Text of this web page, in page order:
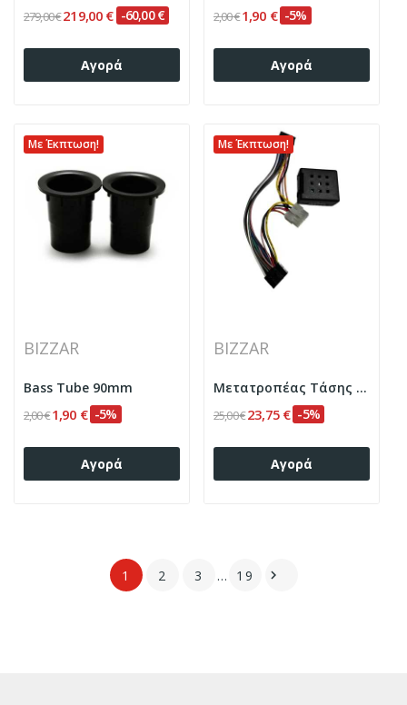
279,00 €219,00 € -60,00 €
Αγορά
2,00 €1,90 € -5%
Αγορά
Με Έκπτωση!
BIZZAR
Bass Tube 90mm
2,00 €1,90 € -5%
Αγορά
Με Έκπτωση!
BIZZAR
Μετατροπέας Τάσης 24V-12V 10A Max
25,00 €23,75 € -5%
Αγορά
1 2 3 … 19 